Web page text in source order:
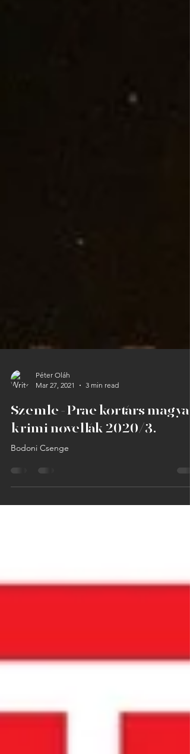
Mar 27, 2021
3 min read
Szemle - Prae kortárs magyar
krimi novellák 2020/3.
Bodoni Csenge